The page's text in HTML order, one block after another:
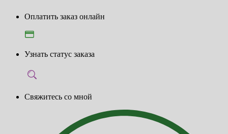
Оплатить заказ онлайн
Узнать статус заказа
Свяжитесь со мной